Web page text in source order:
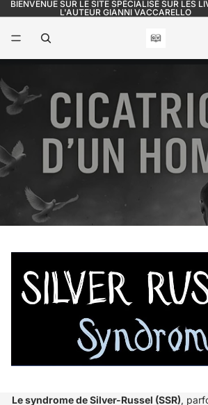
BIENVENUE SUR LE SITE SPÉCIALISÉ SUR LES
L'AUTEUR GIANNI VACCARELLO
Le syndrome de Silver-Russel (SSR),